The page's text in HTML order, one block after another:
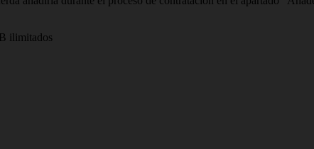
ilimitados